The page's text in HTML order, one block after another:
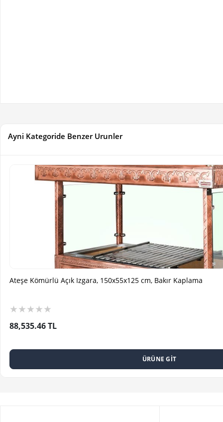
Ayni Kategoride Benzer Urunler
Ateşe Kömürlü Açık Izgara, 150x55x125 cm, Bakır Kaplama
★★★★★
88,535.46 TL
ÜRÜNE GİT